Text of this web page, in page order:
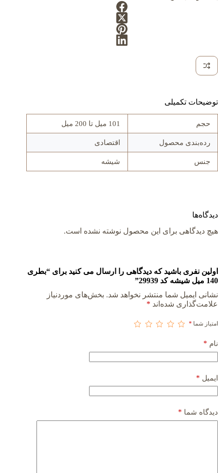
توضیحات تکمیلی
حجم 101 میل تا 200 میل
رده‌بندی محصول اقتصادی
جنس شيشه
دیدگاه‌ها
هیچ دیدگاهی برای این محصول نوشته نشده است.
اولین نفری باشید که دیدگاهی را ارسال می کنید برای “بطری
140 میل شيشه کد 29939”
نشانی ایمیل شما منتشر نخواهد شد. بخش‌های موردنیاز
علامت‌گذاری شده‌اند *
امتیاز شما *
نام *
ایمیل *
دیدگاه شما *